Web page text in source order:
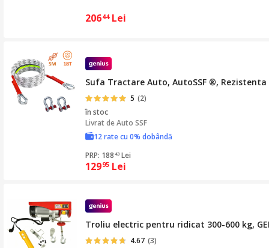
20644 Lei
Sufa Tractare Auto, AutoSSF ®,
5 (2)
în stoc
Livrat deAuto SSF
12 rate cu 0% dobândă
PRP: 188 43 Lei
12995 Lei
Troliu electric pentru ridicat 300-600 kg,
4.67 (3)